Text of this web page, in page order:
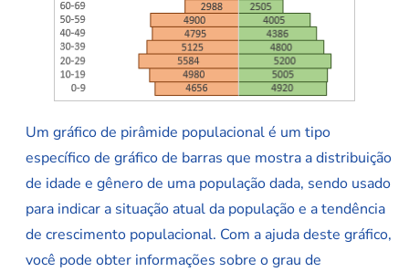
Um gráfico de pirâmide populacional é um tipo
específico de gráfico de barras que mostra a distribuição
de idade e gênero de uma população dada, sendo usado
para indicar a situação atual da população e a tendência
de crescimento populacional. Com a ajuda deste gráfico,
você pode obter informações sobre o grau de